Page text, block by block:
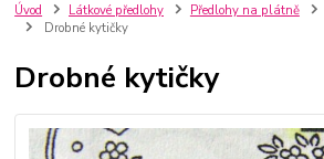
Úvod Látkové předlohy Předlohy na plátně
Drobné kytičky
Drobné kytičky